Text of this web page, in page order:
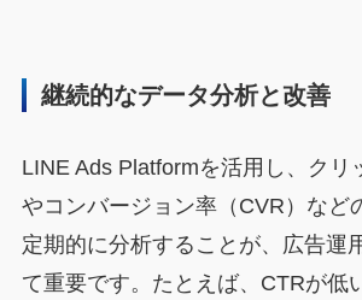
継続的なデータ分析と改善
LINE Ads Platformを活用し、クリ
やコンバージョン率（CVR）など
定期的に分析することが、広告運
て重要です。たとえば、CTRが低